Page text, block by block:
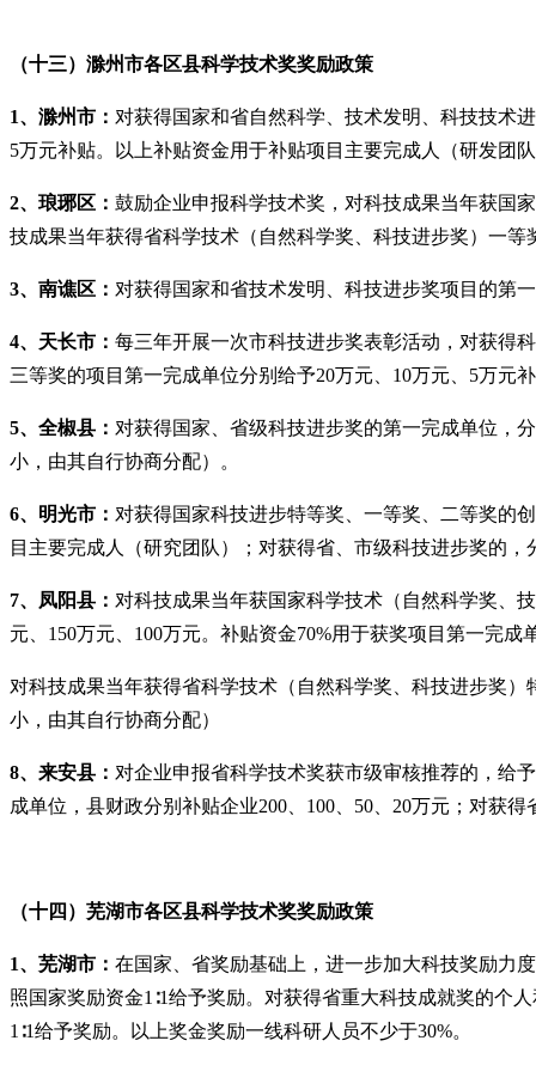
（十三）滁州市各区县科学技术奖奖励政策
1、滁州市： 对获得国家和省自然科学、技术发明、科技技术
5万元补贴。以上补贴资金用于补贴项目主要完成人（研发团
2、琅琊区： 鼓励企业申报科学技术奖，对科技成果当年获国
技成果当年获得省科学技术（自然科学奖、科技进步奖）一
3、南谯区： 对获得国家和省技术发明、科技进步奖项目的第
4、天长市： 每三年开展一次市科技进步奖表彰活动，对获得
三等奖的项目第一完成单位分别给予20万元、10万元、5万元
5、全椒县： 对获得国家、省级科技进步奖的第一完成单位，
小，由其自行协商分配）。
6、明光市： 对获得国家科技进步特等奖、一等奖、二等奖的
目主要完成人（研究团队）；对获得省、市级科技进步奖的
7、凤阳县： 对科技成果当年获国家科学技术（自然科学奖、
元、150万元、100万元。补贴资金70%用于获奖项目第一完
对科技成果当年获得省科学技术（自然科学奖、科技进步奖
小，由其自行协商分配）
8、来安县： 对企业申报省科学技术奖获市级审核推荐的，给
成单位，县财政分别补贴企业200、100、50、20万元；对获
（十四）芜湖市各区县科学技术奖奖励政策
1、芜湖市： 在国家、省奖励基础上，进一步加大科技奖励力
照国家奖励资金1∶1给予奖励。对获得省重大科技成就奖的个
1∶1给予奖励。以上奖金奖励一线科研人员不少于30%。